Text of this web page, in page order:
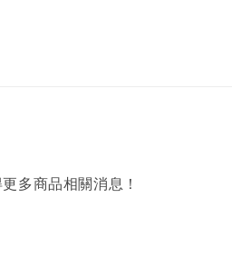
多商品相關消息！